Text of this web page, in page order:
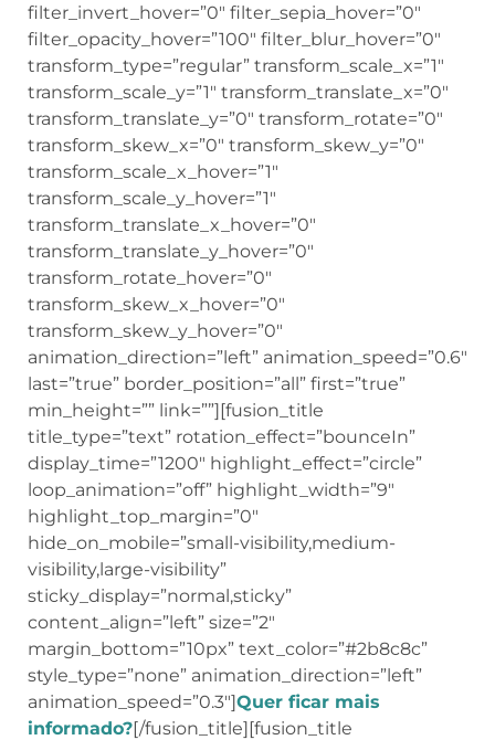
filter_invert_hover=”0″ filter_sepia_hover=”0″
filter_opacity_hover=”100″ filter_blur_hover=”0″
transform_type=”regular” transform_scale_x=”1″
transform_scale_y=”1″ transform_translate_x=”0″
transform_translate_y=”0″ transform_rotate=”0″
transform_skew_x=”0″ transform_skew_y=”0″
transform_scale_x_hover=”1″
transform_scale_y_hover=”1″
transform_translate_x_hover=”0″
transform_translate_y_hover=”0″
transform_rotate_hover=”0″
transform_skew_x_hover=”0″
transform_skew_y_hover=”0″
animation_direction=”left” animation_speed=”0.6″
last=”true” border_position=”all” first=”true”
min_height=”” link=””][fusion_title
title_type=”text” rotation_effect=”bounceIn”
display_time=”1200″ highlight_effect=”circle”
loop_animation=”off” highlight_width=”9″
highlight_top_margin=”0″
hide_on_mobile=”small-visibility,medium-
visibility,large-visibility”
sticky_display=”normal,sticky”
content_align=”left” size=”2″
margin_bottom=”10px” text_color=”#2b8c8c”
style_type=”none” animation_direction=”left”
animation_speed=”0.3″]Quer ficar mais
informado?[/fusion_title][fusion_title